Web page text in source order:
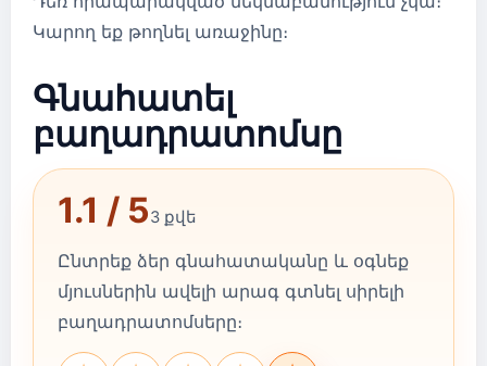
Կարող եք թողնել առաջինը։
Գնահատել
բաղադրատոմսը
1.1 / 53 քվե
Ընտրեք ձեր գնահատականը և օգնեք
մյուսներին ավելի արագ գտնել սիրելի
բաղադրատոմսերը։